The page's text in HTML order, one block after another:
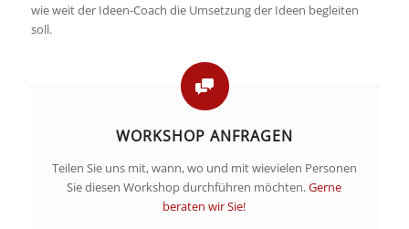
wie weit der Ideen-Coach die Umsetzung der Ideen begleiten
soll.
WORKSHOP ANFRAGEN
Teilen Sie uns mit, wann, wo und mit wievielen Personen
Sie diesen Workshop durchführen möchten.Gerne
beraten wir Sie!